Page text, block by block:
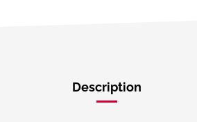
Description